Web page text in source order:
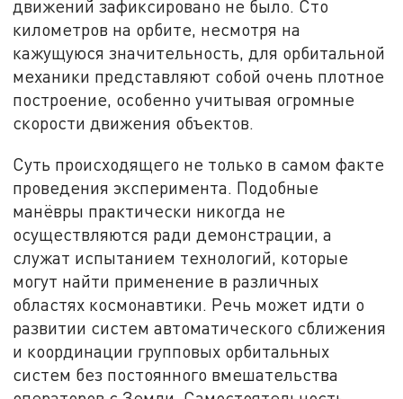
движений зафиксировано не было. Сто
километров на орбите, несмотря на
кажущуюся значительность, для орбитальной
механики представляют собой очень плотное
построение, особенно учитывая огромные
скорости движения объектов.
Суть происходящего не только в самом факте
проведения эксперимента. Подобные
манёвры практически никогда не
осуществляются ради демонстрации, а
служат испытанием технологий, которые
могут найти применение в различных
областях космонавтики. Речь может идти о
развитии систем автоматического сближения
и координации групповых орбитальных
систем без постоянного вмешательства